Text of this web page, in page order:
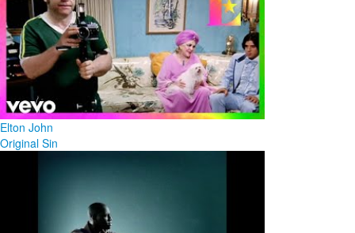
Elton John
Original Sin